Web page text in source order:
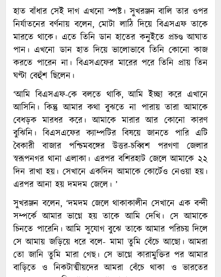
হাত বাঁধার সেই দাগ এখনো স্পষ্ট। সুখরঞ্জন বালি তার ওপর
নির্যাতনের বর্ণনায় বলেন, মোটা লাঠি দিয়ে বিএসএফ তাকে
মারতে থাকে। এতে তিনি ডান হাতের কনুইতে প্রচণ্ড আঘাত
পান। এখনো ডান হাত দিয়ে ভালোভাবে তিনি কোনো কাজ
করতে পারেন না। বিএসএফের মারের পরে তিনি প্রায় তিন
ঘণ্টা বেহুঁশ ছিলেন।
‘আমি বিএসএফ-কে বলতে থাকি, আমি ইচ্ছা করে এখানে
আসিনি। কিন্তু আমার কথা বুঝতে না পারায় তারা আমাকে
বেধড়ক মারধর করে। আমাকে মারার আর কোনো কারণ
বুঝিনি। বিএসএফের ক্যাম্পটির বিষয়ে জানতে পারি এটি
বৈকারী বাজার পশ্চিমবঙ্গের উত্তর-চব্বিশ পরগণা জেলার
স্বরূপনগর থানা এলাকা। এরপর বশিরহাট জেলে আমাকে ২২
দিন রাখা হয়। সেখানে একদিন আমাকে কোর্টেও নেওয়া হয়।
এরপর আনা হয় দমদম জেলে। ’
সুখরঞ্জন বলেন, ‘দমদম জেলে থাকাকালীন সেখানে এক বন্দী
সম্পর্কে আমার ভাগ্নে হয় তাকে আমি দেখি। সে আমাকে
চিনতে পারেনি। আমি সুযোগ বুঝে তাকে আমার পরিচয় দিলে
সে আমায় জড়িয়ে ধরে বলে- মামা তুমি বেঁচে আছো। আমরা
তো জানি তুমি মারা গেছ। সে ভাগ্নে কারামুক্তির পর আমার
বাড়িতে ও নিকটাত্মীয়দের আমরা বেঁচে থাকা ও ভারতের